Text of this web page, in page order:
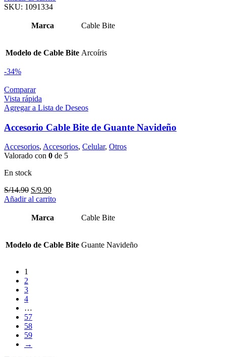
original
S/14.90.
actual
S/9.90.
SKU: 1091334
Marca Cable Bite
Modelo de Cable Bite Arcoíris
-34%
Comparar
Vista rápida
Agregar a Lista de Deseos
Accesorio Cable Bite de Guante Navideño
Accesorios, Accesorios, Celular, Otros
Valorado con 0 de 5
En stock
S/14.90 El
precio
era:
S/9.90El
precio
es:
Añadir al carrito
Marca Cable Bite
Modelo de Cable Bite Guante Navideño
1
2
3
4
…
57
58
59
→